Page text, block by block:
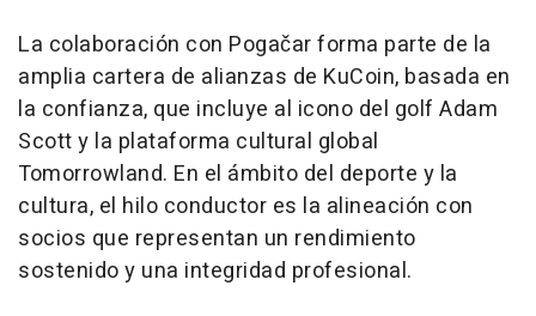
La colaboración con Pogačar forma parte de la
amplia cartera de alianzas de KuCoin, basada en
la confianza, que incluye al icono del golf Adam
Scott y la plataforma cultural global
Tomorrowland. En el ámbito del deporte y la
cultura, el hilo conductor es la alineación con
socios que representan un rendimiento
sostenido y una integridad profesional.